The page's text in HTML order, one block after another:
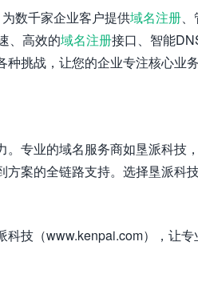
数千家企业客户提供域名注册、
、高效的域名注册接口、智能
挑战，让您的企业专注核心业
专业的域名服务商如垦派科技
案的全链路支持。选择垦派科
技（www.kenpai.com），让专